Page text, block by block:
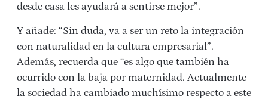
desde casa les ayudará a sentirse mejor”.
Y añade: “Sin duda, va a ser un reto la integración
con naturalidad en la cultura empresarial”.
Además, recuerda que “es algo que también ha
ocurrido con la baja por maternidad. Actualmente
la sociedad ha cambiado muchísimo respecto a este